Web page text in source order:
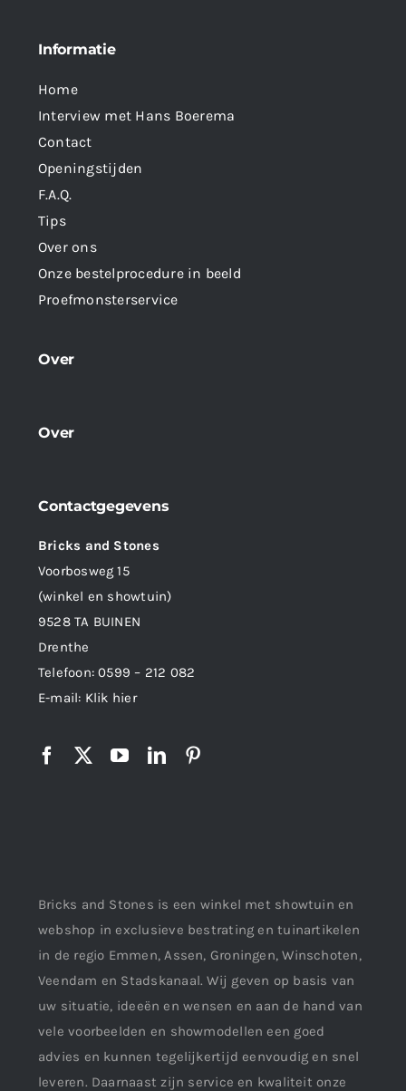
Informatie
Home
Interview met Hans Boerema
Contact
Openingstijden
F.A.Q.
Tips
Over ons
Onze bestelprocedure in beeld
Proefmonsterservice
Over
Over
Contactgegevens
Bricks and Stones
Voorbosweg 15
(winkel en showtuin)
9528 TA BUINEN
Drenthe
Telefoon:0599 – 212 082
E-mail: Klik hier
Bricks and Stones is een winkel met showtuin en
webshop in exclusieve bestrating en tuinartikelen
in de regio Emmen, Assen, Groningen, Winschoten,
Veendam en Stadskanaal. Wij geven op basis van
uw situatie, ideeën en wensen en aan de hand van
vele voorbeelden en showmodellen een goed
advies en kunnen tegelijkertijd eenvoudig en snel
leveren. Daarnaast zijn service en kwaliteit onze